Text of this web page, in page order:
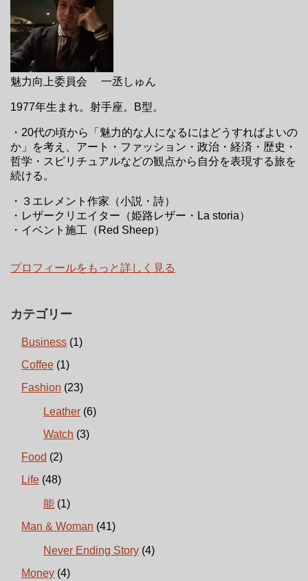
魅力向上委員会 一丞しゅん
1977年生まれ。射手座。B型。
・20代の頃から「魅力的な人になるにはどうすればよいの
か」を考え、アート・ファッション・政治・経済・歴史・
哲学・スピリチュアルなどの観点から自分を表現する旅を
続ける。
・３エレメント作家（小説・詩）
・レザークリエイター（姫路レザー・La storia）
・イベント施工（Red Sheep）
プロフィールをもっと詳しく見る
カテゴリー
Business (1)
Coffee (1)
Fashion (23)
Leather (6)
Watch (3)
Food (2)
Life (48)
能 (1)
Man & Woman (41)
Never Ending Story (4)
Money (4)